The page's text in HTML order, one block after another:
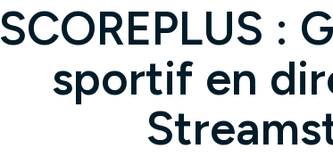
SCOREPLUS :
sportif en